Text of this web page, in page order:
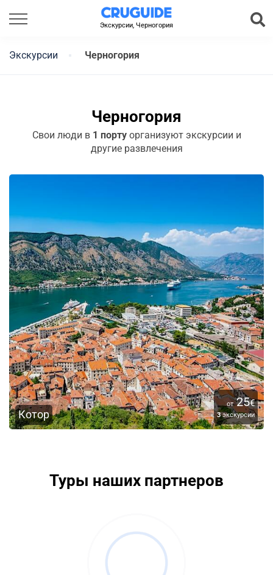
Экскурсии, Черногория
Экскурсии Черногория
Черногория
Свои люди в 1 портуорганизуют экскурсии и
другие развлечения
Котор
от25€
3экскурсии
Туры наших партнеров